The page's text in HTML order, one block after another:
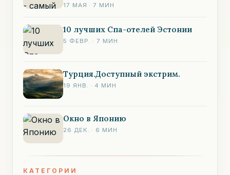
17 МАЯ ·7 МИН
10 лучших Спа-отелей Эстонии
5 ФЕВР. ·7 МИН
Турция.Доступный экстрим.
19 ЯНВ. · 4 МИН
Окно в Японию
26 ДЕК. · 6 МИН
КАТЕГОРИИ